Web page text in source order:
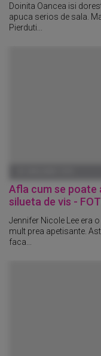
Doinita Oancea isi
apuca serios de sala.
Pierduti...
Afla cum se poate
silueta de vis -
Jennifer Nicole Lee era
mult prea apetisante.
faca...